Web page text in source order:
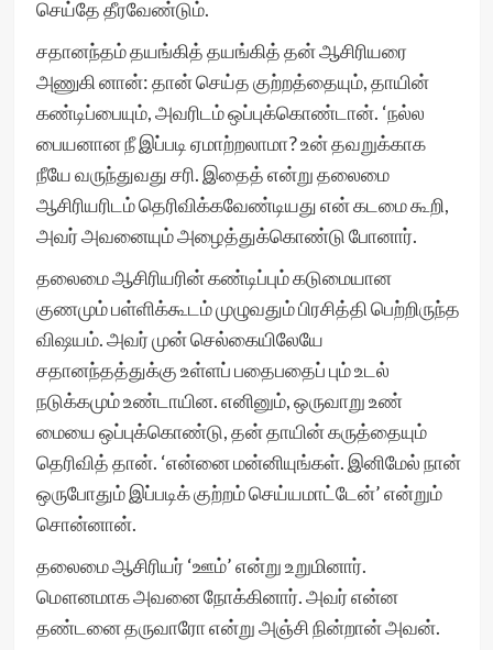
செய்தே தீரவேண்டும்.
சதானந்தம் தயங்கித் தயங்கித் தன் ஆசிரியரை
அணுகி னான்: தான் செய்த குற்றத்தையும், தாயின்
கண்டிப்பையும், அவரிடம் ஒப்புக்கொண்டான். ‘நல்ல
பையனான நீ இப்படி ஏமாற்றலாமா? உன் தவறுக்காக
நீயே வருந்துவது சரி. இதைத் என்று தலைமை
ஆசிரியரிடம் தெரிவிக்கவேண்டியது என் கடமை கூறி,
அவர் அவனையும் அழைத்துக்கொண்டு போனார்.
தலைமை ஆசிரியரின் கண்டிப்பும் கடுமையான
குணமும் பள்ளிக்கூடம் முழுவதும் பிரசித்தி பெற்றிருந்த
விஷயம். அவர் முன் செல்கையிலேயே
சதானந்தத்துக்கு உள்ளப் பதைபதைப் பும் உடல்
நடுக்கமும் உண்டாயின. எனினும், ஒருவாறு உண்
மையை ஒப்புக்கொண்டு, தன் தாயின் கருத்தையும்
தெரிவித் தான். ‘என்னை மன்னியுங்கள். இனிமேல் நான்
ஒருபோதும் இப்படிக் குற்றம் செய்யமாட்டேன்’ என்றும்
சொன்னான்.
தலைமை ஆசிரியர் ‘ஊம்’ என்று உறுமினார்.
மௌனமாக அவனை நோக்கினார். அவர் என்ன
தண்டனை தருவாரோ என்று அஞ்சி நின்றான் அவன்.